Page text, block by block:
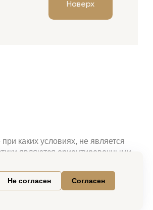
Не согласен Согласен
Наверх
каких условиях, не является
являются ориентировочными.
цену необходимо уточнять при